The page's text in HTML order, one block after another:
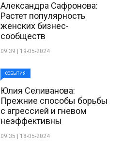
Александра Сафронова:
Растет популярность
женских бизнес-
сообществ
09:39 | 19-05-2024
СОБЫТИЯ
Юлия Селиванова:
Прежние способы борьбы
с агрессией и гневом
неэффективны
09:35 | 18-05-2024